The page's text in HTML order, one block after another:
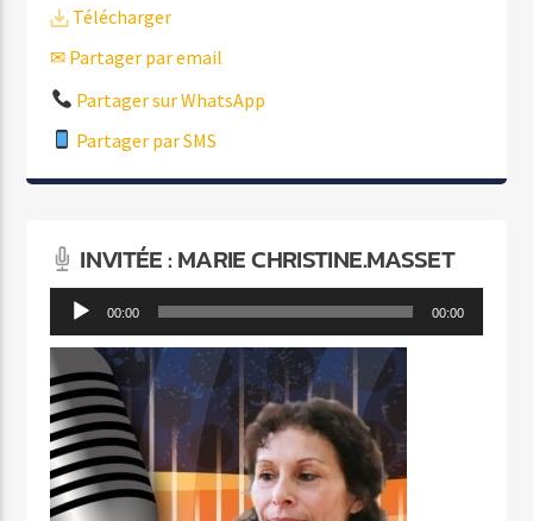
Télécharger
✉ Partager par email
Partager sur WhatsApp
Partager par SMS
INVITÉE : MARIE CHRISTINE.MASSET
Lecteur 00:00 00:00